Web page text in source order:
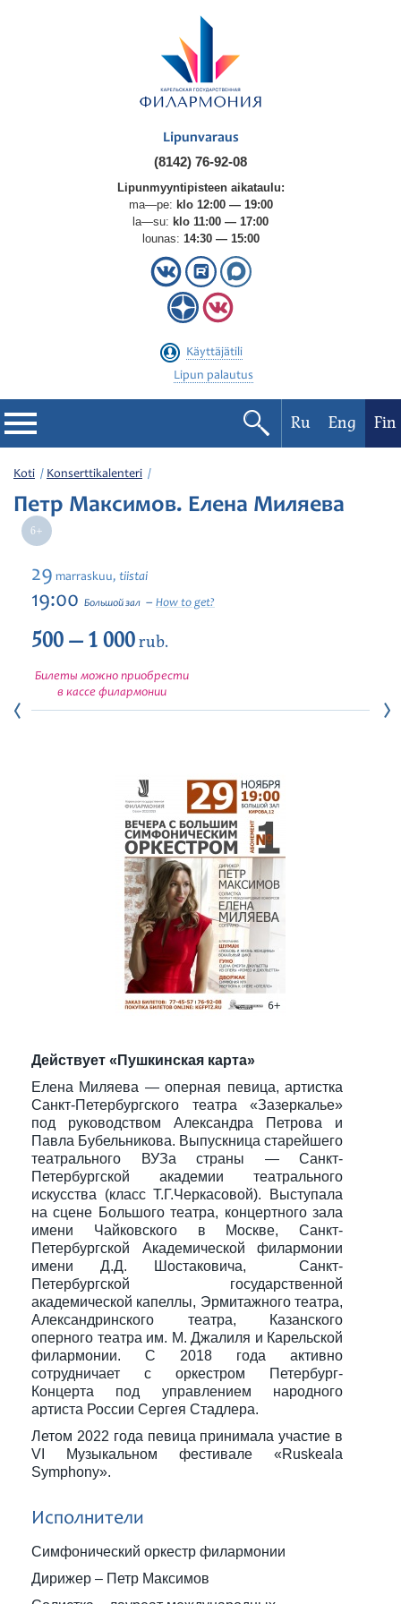
Lipunvaraus
(8142) 76-92-08
Lipunmyyntipisteen aikataulu:
ma—pe: klo 12:00 — 19:00
la—su: klo 11:00 — 17:00
lounas: 14:30 — 15:00
Käyttäjätili
Lipun palautus
Filharmonia
Konserttikalenteri
Festivaalit
Ru Eng Fin
Koti Konserttikalenteri
Петр Максимов. Елена Миляева
29 marraskuu, tiistai
19:00 Большой зал How to get?
500 — 1 000rub.
Билеты можно приобрести
в кассе филармонии
Действует «Пушкинская карта»
Елена Миляева — оперная певица, артистка
Санкт-Петербургского театра «Зазеркалье»
под руководством Александра Петрова и
Павла Бубельникова. Выпускница старейшего
театрального ВУЗа страны — Санкт-
Петербургской академии театрального
искусства (класс Т.Г.Черкасовой). Выступала
на сцене Большого театра, концертного зала
имени Чайковского в Москве, Cанкт-
Петербургской Академической филармонии
имени Д.Д. Шостаковича, Cанкт-
Петербургской государственной
академической капеллы, Эрмитажного театра,
Александринского театра, Казанского
оперного театра им. М. Джалиля и Карельской
филармонии. С 2018 года активно
сотрудничает с оркестром Петербург-
Концерта под управлением народного
артиста России Сергея Стадлера.
Летом 2022 года певица принимала участие в
VI Музыкальном фестивале «Ruskeala
Symphony».
Исполнители
Симфонический оркестр филармонии
Дирижер – Петр Максимов